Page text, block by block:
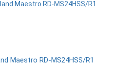
Maestro RD-MS24HSS/R1